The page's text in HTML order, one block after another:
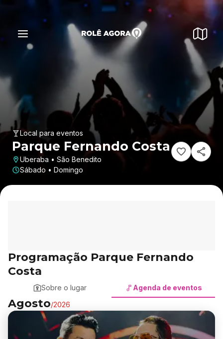
Local para eventos
Parque Fernando Costa
Uberaba • São Benedito
Sábado • Domingo
Programação Parque Fernando
Costa
Sobre o lugar Agenda de eventos
Agosto/2026